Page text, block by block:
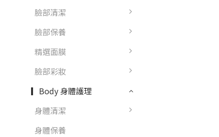
臉部清潔
臉部保養
精選面膜
臉部彩妝
▎Body 身體護理
身體清潔
身體保養